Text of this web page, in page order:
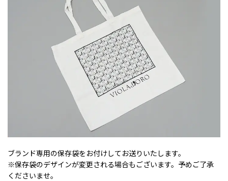
ブランド専用の保存袋をお付けしてお送りいたします。
※保存袋のデザインが変更される場合もございます。予めご了承
くださいませ。